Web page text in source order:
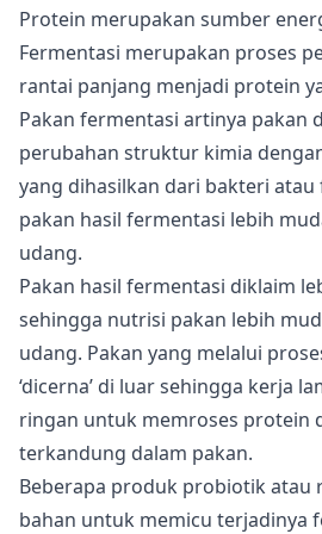
Protein merupakan sumber
Fermentasi merupakan proses
rantai panjang menjadi protein
Pakan fermentasi artinya pakan
perubahan struktur kimia
yang dihasilkan dari bakteri atau
pakan hasil fermentasi lebih
udang.
Pakan hasil fermentasi diklaim
sehingga nutrisi pakan lebih
udang. Pakan yang melalui
‘dicerna’ di luar sehingga kerja
ringan untuk memroses protein
terkandung dalam pakan.
Beberapa produk probiotik atau
bahan untuk memicu terjadinya